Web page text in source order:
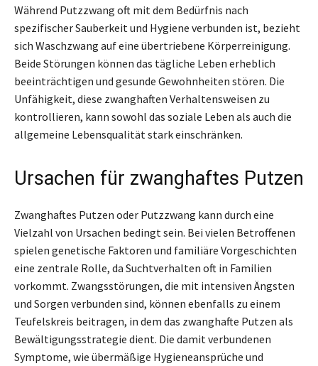
Während Putzzwang oft mit dem Bedürfnis nach
spezifischer Sauberkeit und Hygiene verbunden ist, bezieht
sich Waschzwang auf eine übertriebene Körperreinigung.
Beide Störungen können das tägliche Leben erheblich
beeinträchtigen und gesunde Gewohnheiten stören. Die
Unfähigkeit, diese zwanghaften Verhaltensweisen zu
kontrollieren, kann sowohl das soziale Leben als auch die
allgemeine Lebensqualität stark einschränken.
Ursachen für zwanghaftes Putzen
Zwanghaftes Putzen oder Putzzwang kann durch eine
Vielzahl von Ursachen bedingt sein. Bei vielen Betroffenen
spielen genetische Faktoren und familiäre Vorgeschichten
eine zentrale Rolle, da Suchtverhalten oft in Familien
vorkommt. Zwangsstörungen, die mit intensiven Ängsten
und Sorgen verbunden sind, können ebenfalls zu einem
Teufelskreis beitragen, in dem das zwanghafte Putzen als
Bewältigungsstrategie dient. Die damit verbundenen
Symptome, wie übermäßige Hygieneansprüche und